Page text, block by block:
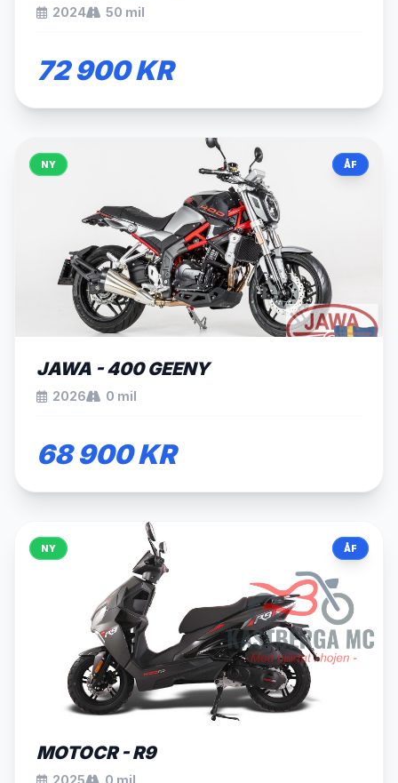
2024 50 mil
72 900 KR
NY ÅF
JAWA - 400 GEENY
2026 0 mil
68 900 KR
NY ÅF
MOTOCR - R9
2025 0 mil